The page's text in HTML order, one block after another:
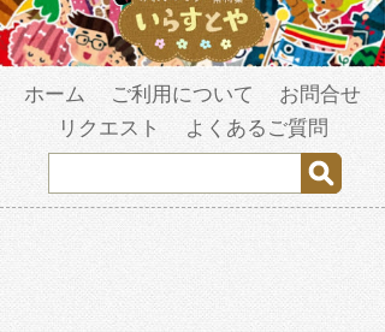
ホーム ご利用について
お問合せ
リクエスト
よくあるご質問